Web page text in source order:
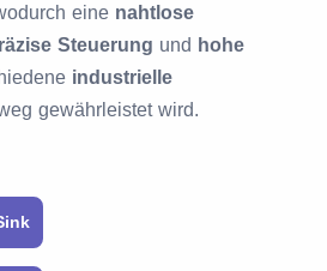
eine nahtlose
Steuerung und hohe
industrielle
gewährleistet wird.